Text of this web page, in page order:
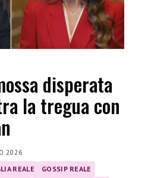
disperata
la tregua con
2026
REALE
GOSSIP REALE